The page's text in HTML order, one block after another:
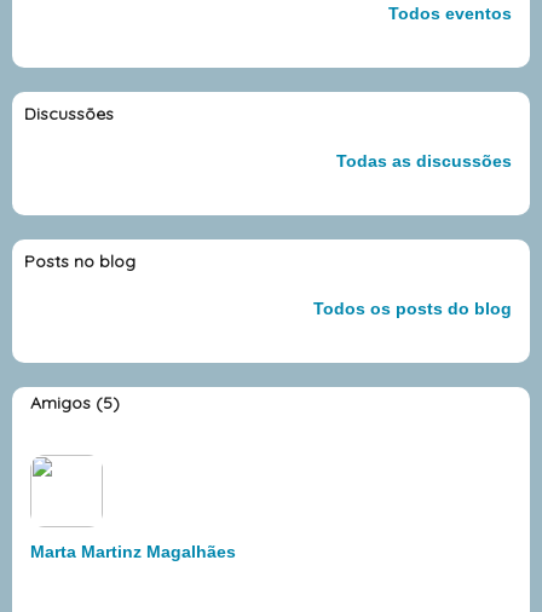
Todos eventos
Discussões
Todas as discussões
Posts no blog
Todos os posts do blog
Amigos (5)
Marta Martinz Magalhães